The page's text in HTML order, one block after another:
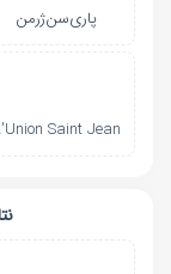
پاری‌سن‌ژرمن
Saint Jean